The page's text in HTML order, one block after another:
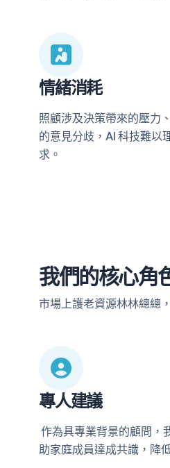
情緒消耗
照顧涉及決策帶來的壓力
的意見分歧，AI 科技難以
求。
我們的核心角
市場上護老資源林林總總
專人建議
作為具專業背景的顧問，
助家庭成員達成共識，降